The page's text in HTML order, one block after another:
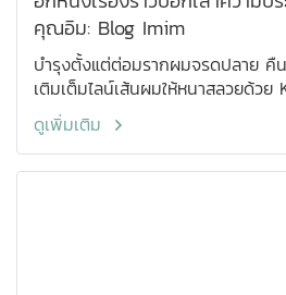
คุณอิม: Blog Imim
บำรุงตั้งแต่ต่อมรากผมจรดปลาย คื
เติมเต็มไลน์เส้นผมให้หนาสลวยด้วย
ดูเพิ่มเติม